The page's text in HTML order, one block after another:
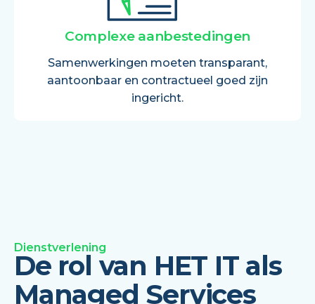
Complexe aanbestedingen
Samenwerkingen moeten transparant,
aantoonbaar en contractueel goed zijn
ingericht.
Dienstverlening
De rol van HET IT als
Managed Services